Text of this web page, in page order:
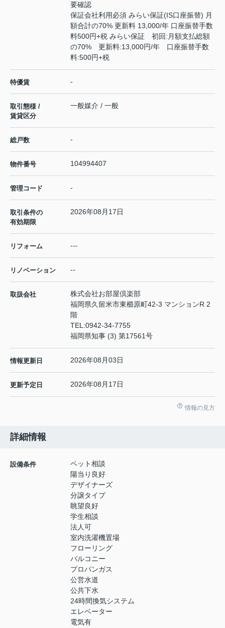
要確認
保証会社利用必須 みらい保証(IS口座振替) 月
額合計の70% 更新料 13,000/年 口座振替手数
料500円+税 みらい保証 初回:月額支払総額
の70% 更新料:13,000円/年 口座振替手数
料:500円+税
特優賃 -
取引態様 /
賃貸区分
一般媒介 / 一般
総戸数 -
物件番号 104994407
管理コード -
取引条件の
有効期限
2026年08月17日
リフォーム ---
リノベーション --
取扱会社
株式会社お部屋倶楽部
福岡県久留米市東櫛原町42-3 マンションR 2
階
TEL:0942-34-7755
福岡県知事 (3) 第17561号
情報更新日 2026年08月03日
更新予定日 2026年08月17日
情報の見方
詳細情報
設備条件
ペット相談
陽当り良好
デザイナーズ
分譲タイプ
眺望良好
学生相談
法人可
室内洗濯機置場
フローリング
バルコニー
プロパンガス
公営水道
公共下水
24時間換気システム
エレベーター
電気有